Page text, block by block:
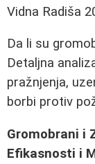
Vidna Radiša
Da li su
Detaljna
pražnjenja,
borbi protiv
Gromobrani i
Efikasnosti i